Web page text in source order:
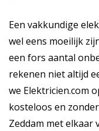
Een vakkundige
wel eens moeilijk
een fors aantal
rekenen niet altijd
we Elektricien.com
kosteloos en
Zeddam met elkaar